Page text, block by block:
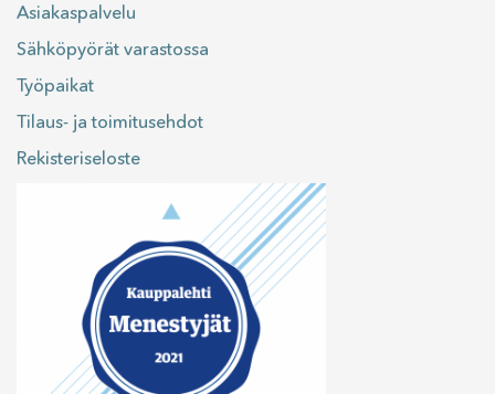
Asiakaspalvelu
Sähköpyörät varastossa
Työpaikat
Tilaus- ja toimitusehdot
Rekisteriseloste